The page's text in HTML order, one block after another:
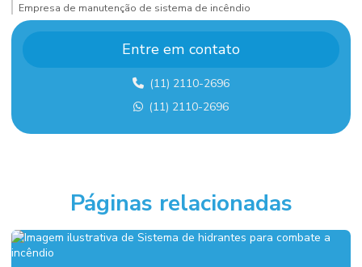
Empresa de manutenção de sistema de incêndio
Empresa de montagem de estrutura metalica
Empresa de montagem industrial
Empresa de projeto de combate a incêndio
Execução de fundação industrial
Fundações industriais
Entre em contato
(11) 2110-2696
(11) 2110-2696
Páginas relacionadas